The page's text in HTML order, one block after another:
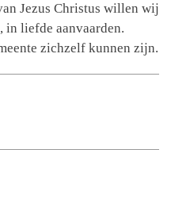
Jezus Christus willen wij
in liefde aanvaarden.
zichzelf kunnen zijn.